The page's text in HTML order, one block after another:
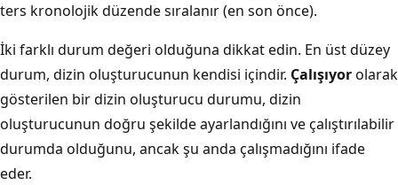
ters kronolojik düzende sıralanır (en son önce).
İki farklı durum değeri olduğuna dikkat edin. En üst düzey
durum, dizin oluşturucunun kendisi içindir. Çalışıyorolarak
gösterilen bir dizin oluşturucu durumu, dizin
oluşturucunun doğru şekilde ayarlandığını ve çalıştırılabilir
durumda olduğunu, ancak şu anda çalışmadığını ifade
eder.